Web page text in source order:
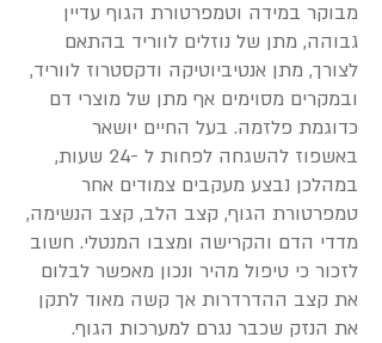
מבוקר במידה וטמפרטורת הגוף עדיין
גבוהה, מתן של נוזלים לווריד בהתאם
לצורך, מתן אנטיביוטיקה ודקסטרוז לווריד,
ובמקרים מסוימים אף מתן של מוצרי דם
כדוגמת פלזמה. בעל החיים יושאר
באשפוז להשגחה לפחות ל -24 שעות,
במהלכן נבצע מעקבים צמודים אחר
טמפרטורת הגוף, קצב הלב, קצב הנשימה,
מדדי הדם והקרישה ומצבו המנטלי. חשוב
לזכור כי טיפול מהיר ונכון מאפשר לבלום
את קצב ההדרדרות אך קשה מאוד לתקן
את הנזק שכבר נגרם למערכות הגוף.